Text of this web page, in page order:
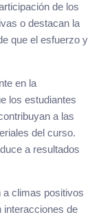
de los
o destacan la
que el esfuerzo y
en la
los estudiantes
a las
del curso.
a resultados
climas positivos
interacciones de